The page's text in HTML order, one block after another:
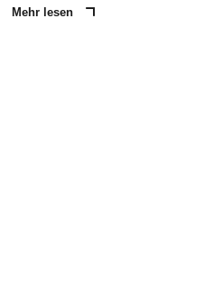
Mehr lesen